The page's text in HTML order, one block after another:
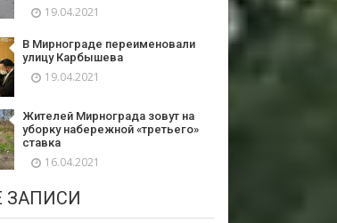
19.04.2021
В Мирнограде переименовали
улицу Карбышева
19.04.2021
Жителей Мирнограда зовут на
уборку набережной «третьего»
ставка
16.04.2021
ЗАПИСИ